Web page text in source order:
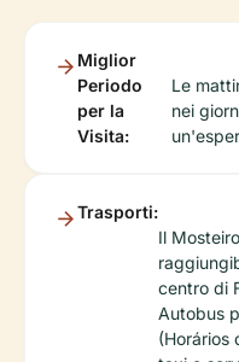
Miglior
Periodo
per la
Visita:
Le
nei
Trasporti:
Il
centro di
Autobus
(Horários